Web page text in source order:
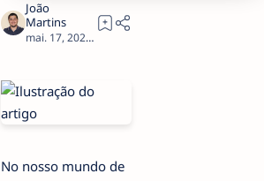
No nosso mundo de